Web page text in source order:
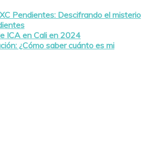
Pendientes: Descifrando el misterio
ICA en Cali en 2024
¿Cómo saber cuánto es mi